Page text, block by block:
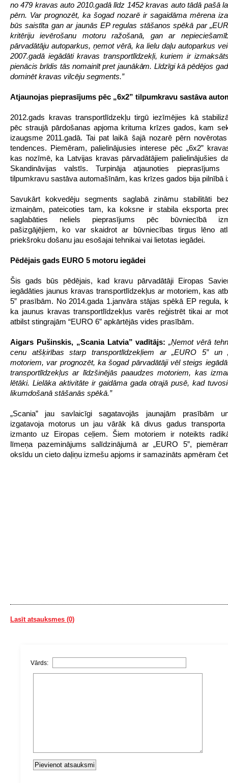
no 479 kravas auto 2010.gadā līdz 1452 kravas auto tādā pašā
pērn. Var prognozēt, ka šogad nozarē ir sagaidāma mērena
būs saistīta gan ar jaunās EP regulas stāšanos spēkā par
kritēriju ievērošanu motoru ražošanā, gan ar
pārvadātāju autoparkus, ņemot vērā, ka lielu daļu autoparkus
2007.gadā iegādāti kravas transportlīdzekļi, kuriem ir
pienācis brīdis tās nomainīt pret jaunākām. Līdzīgi kā pēdējos
dominēt kravas vilcēju segments.”
Atjaunojas pieprasījums pēc „6x2” tilpumkravu sastāva
2012.gads kravas transportlīdzekļu tirgū iezīmējies kā
pēc straujā pārdošanas apjoma krituma krīzes gados, kam
izaugsme 2011.gadā. Tai pat laikā šajā nozarē pērn
tendences. Piemēram, palielinājusies interese pēc „6x2”
kas nozīmē, ka Latvijas kravas pārvadātājiem palielinājušies
Skandināvijas valstīs. Turpināja atjaunoties pieprasījums
tilpumkravu sastāva automašīnām, kas krīzes gados bija pilnībā
Savukārt kokvedēju segments saglabā zināmu stabilitāti
izmaiņām, pateicoties tam, ka koksne ir stabila eksporta
saglabāties neliels pieprasījums pēc būvniecībā
pašizgājējiem, ko var skaidrot ar būvniecības tirgus lēno
priekšroku došanu jau esošajai tehnikai vai lietotas iegādei.
Pēdējais gads EURO 5 motoru iegādei
Šis gads būs pēdējais, kad kravu pārvadātāji Eiropas
iegādāties jaunus kravas transportlīdzekļus ar motoriem, kas
5” prasībām. No 2014.gada 1.janvāra stājas spēkā EP regula,
ka jaunus kravas transportlīdzekļus varēs reģistrēt tikai ar
atbilst stingrajām “EURO 6” apkārtējās vides prasībām.
Aigars Pušinskis, „Scania Latvia” vadītājs:„Ņemot vērā
cenu atšķirības starp transportlīdzekļiem ar „EURO 5” un
motoriem, var prognozēt, ka šogad pārvadātāji vēl steigs
transportlīdzekļus ar līdzšinējās paaudzes motoriem, kas
lētāki. Lielāka aktivitāte ir gaidāma gada otrajā pusē, kad
likumdošanā stāšanās spēkā.”
„Scania” jau savlaicīgi sagatavojās jaunajām prasībām
izgatavoja motorus un jau vārāk kā divus gadus transporta
izmanto uz Eiropas ceļiem. Šiem motoriem ir noteikts
līmeņa pazeminājums salīdzinājumā ar „EURO 5”,
oksīdu un cieto daļiņu izmešu apjoms ir samazināts apmēram
Lasīt atsauksmes (0)
Vārds: